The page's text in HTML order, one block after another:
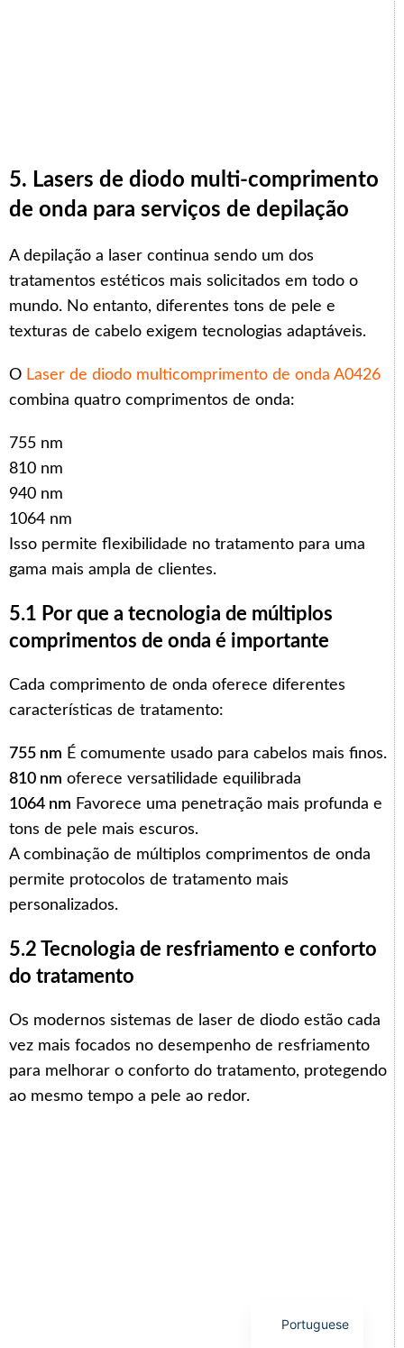
5. Lasers de diodo multi-comprimento
de onda para serviços de depilação
A depilação a laser continua sendo um dos
tratamentos estéticos mais solicitados em todo o
mundo. No entanto, diferentes tons de pele e
texturas de cabelo exigem tecnologias adaptáveis.
O Laser de diodo multicomprimento de onda A0426
combina quatro comprimentos de onda:
755 nm
810 nm
940 nm
1064 nm
Isso permite flexibilidade no tratamento para uma
gama mais ampla de clientes.
5.1 Por que a tecnologia de múltiplos
comprimentos de onda é importante
Cada comprimento de onda oferece diferentes
características de tratamento:
755 nm É comumente usado para cabelos mais finos.
810 nm oferece versatilidade equilibrada
1064 nm Favorece uma penetração mais profunda e
tons de pele mais escuros.
A combinação de múltiplos comprimentos de onda
permite protocolos de tratamento mais
personalizados.
5.2 Tecnologia de resfriamento e conforto
do tratamento
Os modernos sistemas de laser de diodo estão cada
vez mais focados no desempenho de resfriamento
para melhorar o conforto do tratamento, protegendo
ao mesmo tempo a pele ao redor.
Portuguese